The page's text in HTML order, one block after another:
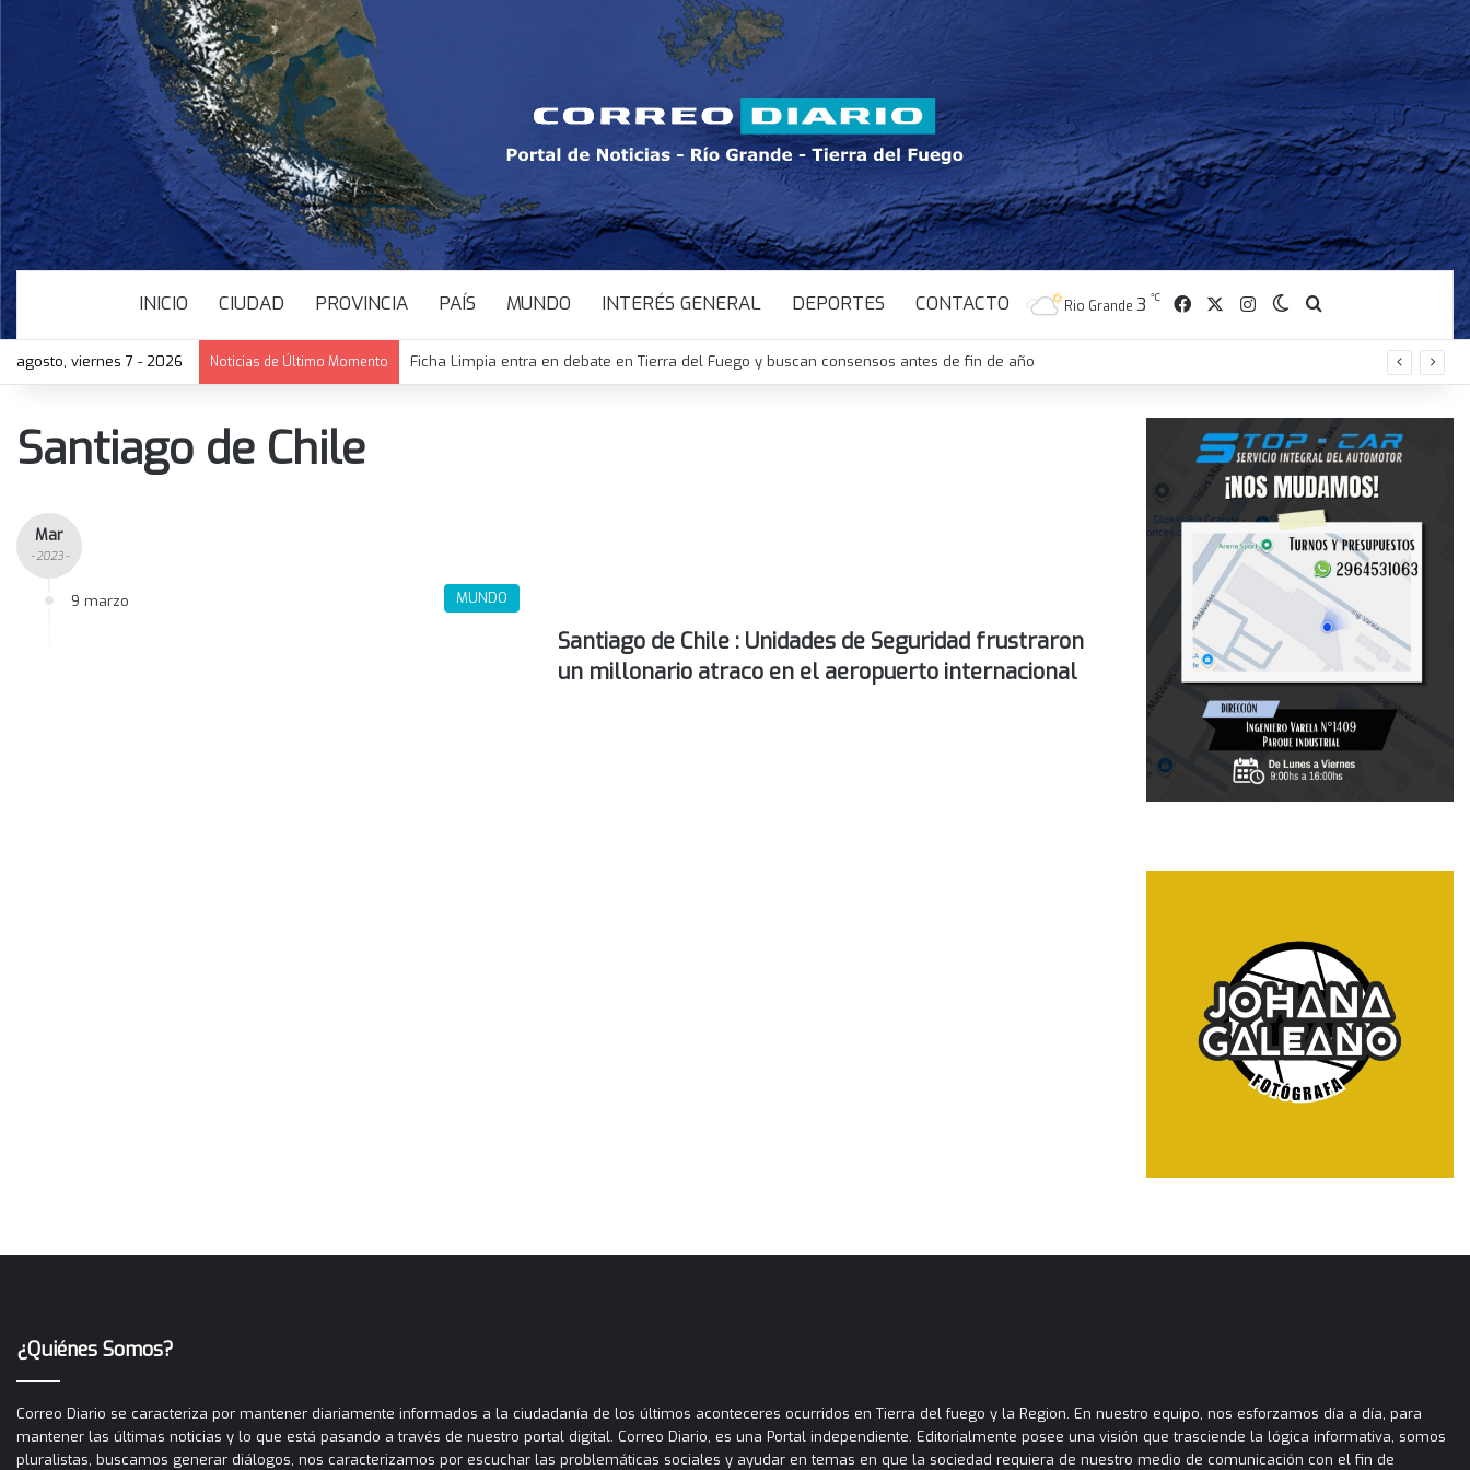
INICIO CIUDAD PROVINCIA PAÍS MUNDO INTERÉS GENERAL DEPORTES CONTACTO Rio Grande 3 ℃ Facebook InstagramSwitch skin
Buscar
agosto, viernes 7 - 2026 Noticias de Último Momento Ficha Limpia entra en debate en Tierra del Fuego y buscan consensos antes de fin de año
Santiago de Chile
Mar
- 2023 -
9 marzo MUNDO
Santiago de Chile : Unidades de Seguridad frustraron
un millonario atraco en el aeropuerto internacional
¿Quiénes Somos?
Correo Diario se caracteriza por mantener diariamente informados a la ciudadanía de los últimos aconteceres ocurridos en Tierra del fuego y la Region. En nuestro equipo, nos esforzamos día a día, para
mantener las últimas noticias y lo que está pasando a través de nuestro portal digital. Correo Diario, es una Portal independiente. Editorialmente posee una visión que trasciende la lógica informativa, somos
pluralistas, buscamos generar diálogos, nos caracterizamos por escuchar las problemáticas sociales y ayudar en temas en que la sociedad requiera de nuestro medio de comunicación con el fin de